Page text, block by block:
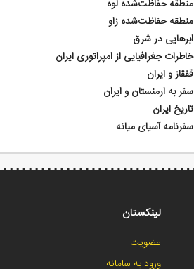
منطقه حفاظت‌شده لوه
منطقه حفاظت‌شده زاو
ابرهایی در شرق
خاطرات جغرافیایی از امپراتوری ایران
قفقاز و ایران
سفر به ارمنستان و ایران
تاریخ ایران
سفرنامه آسیای میانه
لینکستان
عضویت
ورود به سامانه